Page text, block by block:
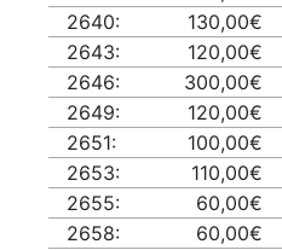
2640:
130,00€
2643:
120,00€
2646:
300,00€
2649:
120,00€
2651:
100,00€
2653:
110,00€
2655:
60,00€
2658:
60,00€